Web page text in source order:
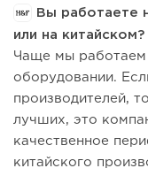
Вы работаете
или на китайском?
Чаще мы работаем
оборудовании.
производителей,
лучших, это
качественное
китайского